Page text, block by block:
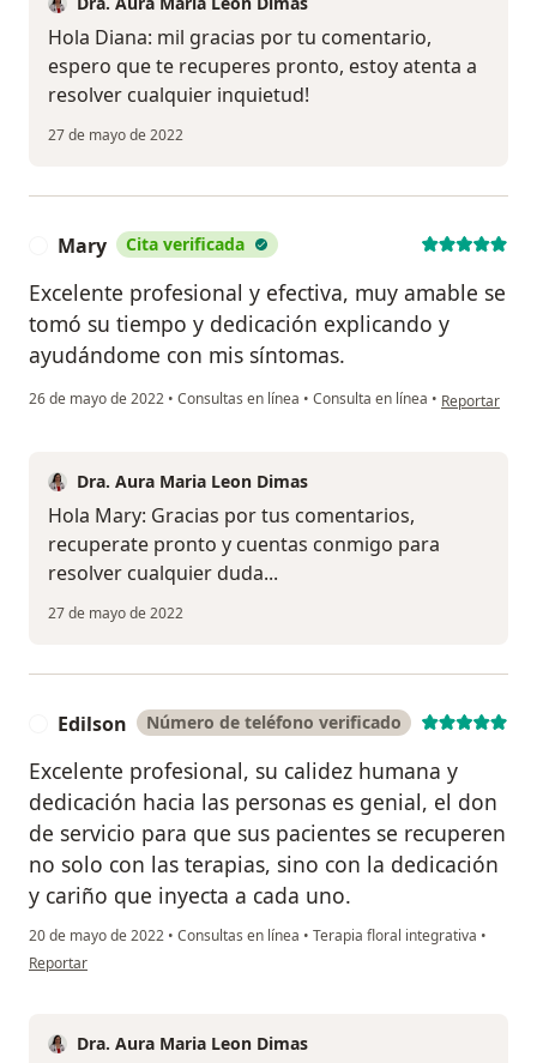
Hola Diana: mil gracias por tu comentario,
espero que te recuperes pronto, estoy atenta a
resolver cualquier inquietud!
27 de mayo de 2022
Mary Cita verificada
Excelente profesional y efectiva, muy amable se
tomó su tiempo y dedicación explicando y
ayudándome con mis síntomas.
26 de mayo de 2022 • Consultas en línea • Consulta en línea • en opinión
Reportar
Dra. Aura Maria Leon Dimas
Hola Mary: Gracias por tus comentarios,
recuperate pronto y cuentas conmigo para
resolver cualquier duda...
27 de mayo de 2022
Edilson Número de teléfono verificado
Excelente profesional, su calidez humana y
dedicación hacia las personas es genial, el don
de servicio para que sus pacientes se recuperen
no solo con las terapias, sino con la dedicación
y cariño que inyecta a cada uno.
20 de mayo de 2022 • Consultas en línea • Terapia floral integrativa •
en opinión del usuario Edilson
Reportar
Dra. Aura Maria Leon Dimas